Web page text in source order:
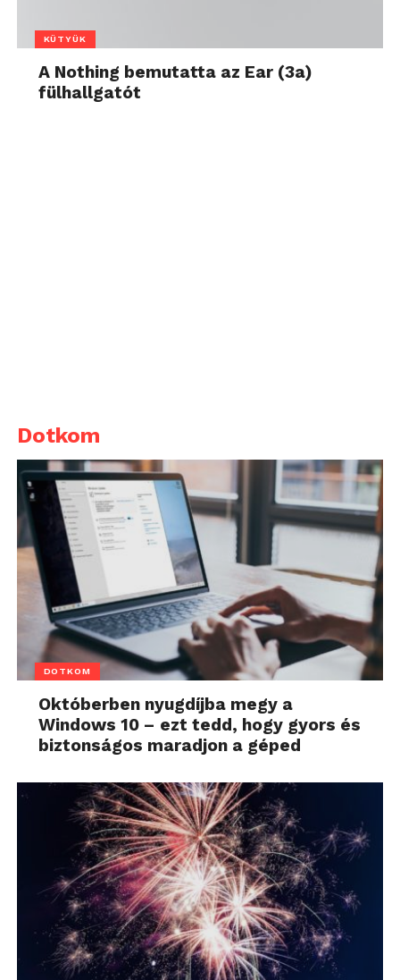
KÜTYÜK
A Nothing bemutatta az Ear (3a)
fülhallgatót
Dotkom
DOTKOM
Októberben nyugdíjba megy a
Windows 10 – ezt tedd, hogy gyors és
biztonságos maradjon a géped